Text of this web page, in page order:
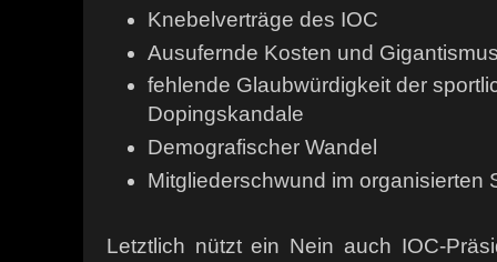
Knebelverträge des IOC
Ausufernde Kosten und
fehlende Glaubwürdigkeit der
Dopingskandale
Demografischer Wandel
Mitgliederschwund im organisierten
Letztlich nützt ein Nein auch IOC-